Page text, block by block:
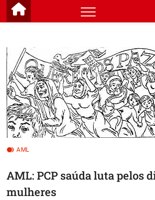
Skip
AML
AML: PCP saúda luta pelos
mulheres